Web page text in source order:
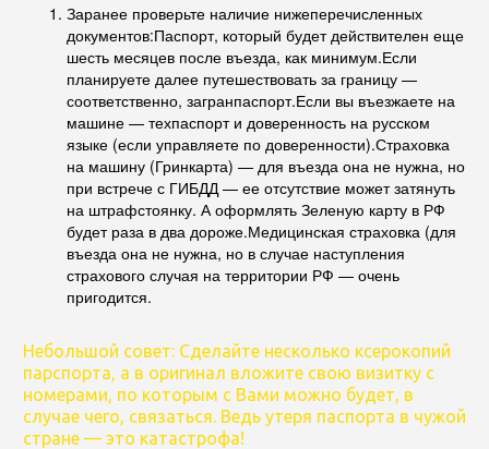
Заранее проверьте наличие нижеперечисленных
документов:Паспорт, который будет действителен еще
шесть месяцев после въезда, как минимум.Если
планируете далее путешествовать за границу —
соответственно, загранпаспорт.Если вы въезжаете на
машине — техпаспорт и доверенность на русском
языке (если управляете по доверенности).Страховка
на машину (Гринкарта) — для въезда она не нужна, но
при встрече с ГИБДД — ее отсутствие может затянуть
на штрафстоянку. А оформлять Зеленую карту в РФ
будет раза в два дороже.Медицинская страховка (для
въезда она не нужна, но в случае наступления
страхового случая на территории РФ — очень
пригодится.
Небольшой совет: Сделайте несколько ксерокопий
парспорта, а в оригинал вложите свою визитку с
номерами, по которым с Вами можно будет, в
случае чего, связаться. Ведь утеря паспорта в чужой
стране — это катастрофа!